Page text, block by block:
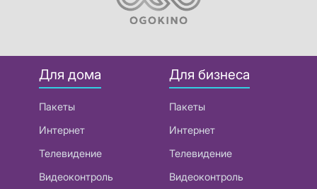
Для дома
Пакеты
Интернет
Телевидение
Видеоконтроль
Для бизнеса
Пакеты
Интернет
Телевидение
Видеоконтроль